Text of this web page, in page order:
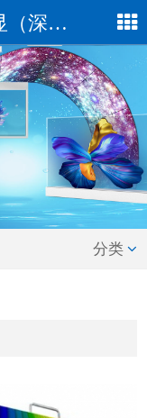
华海专显科技-华海专显（深圳）科技有限公司
分类